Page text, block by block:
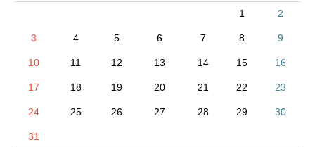
1 2
3 4 5 6 7 8 9
10 11 12 13 14 15 16
17 18 19 20 21 22 23
24 25 26 27 28 29 30
31